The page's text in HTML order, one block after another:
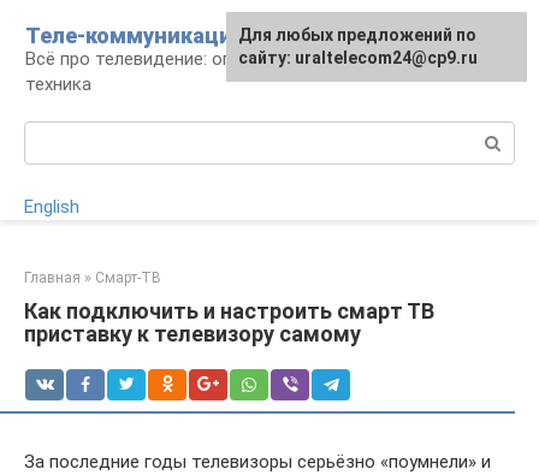
контенту
Теле-коммуникации
Всё про телевидение: операторы, технологии,
техника
English
Главная » Смарт-ТВ
Как подключить и настроить смарт ТВ
приставку к телевизору самому
За последние годы телевизоры серьёзно «поумнели» и
Для любых предложений по
сайту: uraltelecom24@cp9.ru